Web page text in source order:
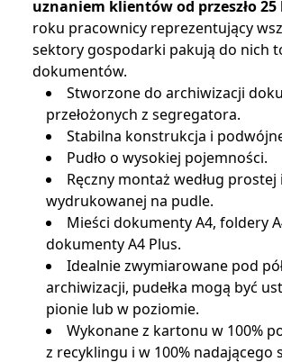
uznaniem klientów od przeszło 25
roku pracownicy reprezentujący
sektory gospodarki pakują do nich
dokumentów.
Stworzone do archiwizacji
przełożonych z segregatora.
Stabilna konstrukcja i
Pudło o wysokiej pojemności.
Ręczny montaż według
wydrukowanej na pudle.
Mieści dokumenty A4, foldery
dokumenty A4 Plus.
Idealnie zwymiarowane pod
archiwizacji, pudełka mogą być
pionie lub w poziomie.
Wykonane z kartonu w 100%
z recyklingu i w 100% nadającego